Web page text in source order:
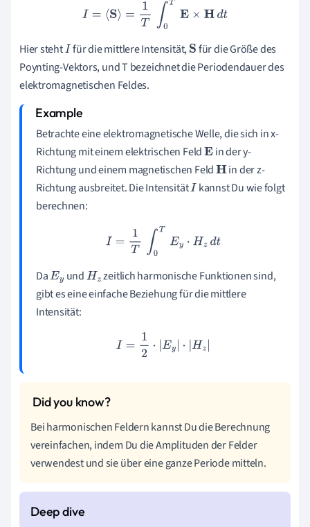
I= 1T 0TE Hd t
Hier stehtI für die mittlere Intensität,S für die Größe des
Poynting-Vektors, und T bezeichnet die Periodendauer des
elektromagnetischen Feldes.
Betrachte eine elektromagnetische Welle, die sich in x-
Richtung mit einem elektrischen FeldE in der y-
Richtung und einem magnetischen FeldH in der z-
Richtung ausbreitet. Die IntensitätI kannst Du wie folgt
berechnen:
=1 ∫0T y⋅H t
DaEy undHz zeitlich harmonische Funktionen sind,
gibt es eine einfache Beziehung für die mittlere
Intensität:
I =12 ⋅ Ey| |Hz |
Bei harmonischen Feldern kannst Du die Berechnung
vereinfachen, indem Du die Amplituden der Felder
verwendest und sie über eine ganze Periode mitteln.